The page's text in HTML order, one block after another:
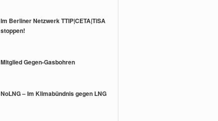
Im Berliner Netzwerk TTIP|CETA|TiSA
stoppen!
Mitglied Gegen-Gasbohren
NoLNG – Im Klimabündnis gegen LNG